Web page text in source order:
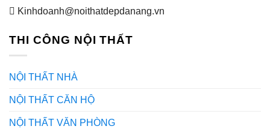
Kinhdoanh@noithatdepdanang.vn
THI CÔNG NỘI THẤT
NỘI THẤT NHÀ
NỘI THẤT CĂN HỘ
NỘI THẤT VĂN PHÒNG